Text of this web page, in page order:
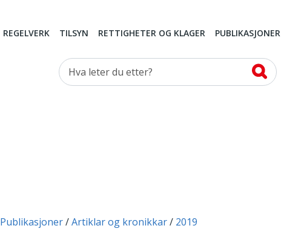
REGELVERK TILSYN RETTIGHETER OG KLAGER PUBLIKASJONER
Hva leter du etter?
Publikasjoner Artiklar og kronikkar 2019